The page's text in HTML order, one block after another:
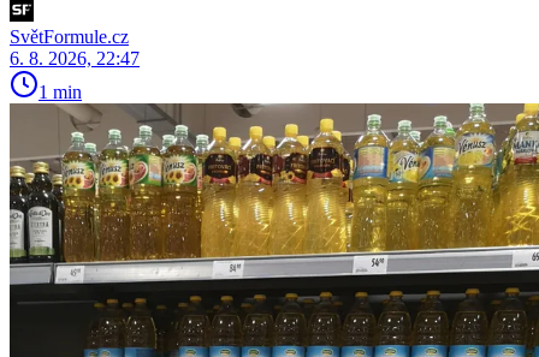
SvětFormule.cz
6. 8. 2026, 22:47
1 min